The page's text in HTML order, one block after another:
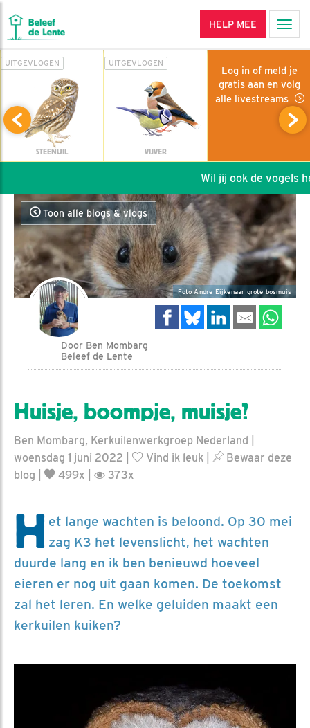
HELP MEE
UITGEVLOGEN
STEENUIL
UITGEVLOGEN
VIJVER
Log in of meld je
gratis aan en volg
alle livestreams
Wil jij ook de vogels
Toon alle blogs & vlogs
Foto Andre Eijkenaar grote bosmuis
Door Ben Mombarg
Beleef de Lente
Huisje, boompje, muisje?
Ben Mombarg, Kerkuilenwerkgroep Nederland |
woensdag 1 juni 2022 |
Vind ik leuk
Bewaar deze
blog
499x | 373x
H et lange wachten is beloond. Op 30 mei
zag K3 het levenslicht, het wachten
duurde lang en ik ben benieuwd hoeveel
eieren er nog uit gaan komen. De toekomst
zal het leren. En welke geluiden maakt een
kerkuilen kuiken?